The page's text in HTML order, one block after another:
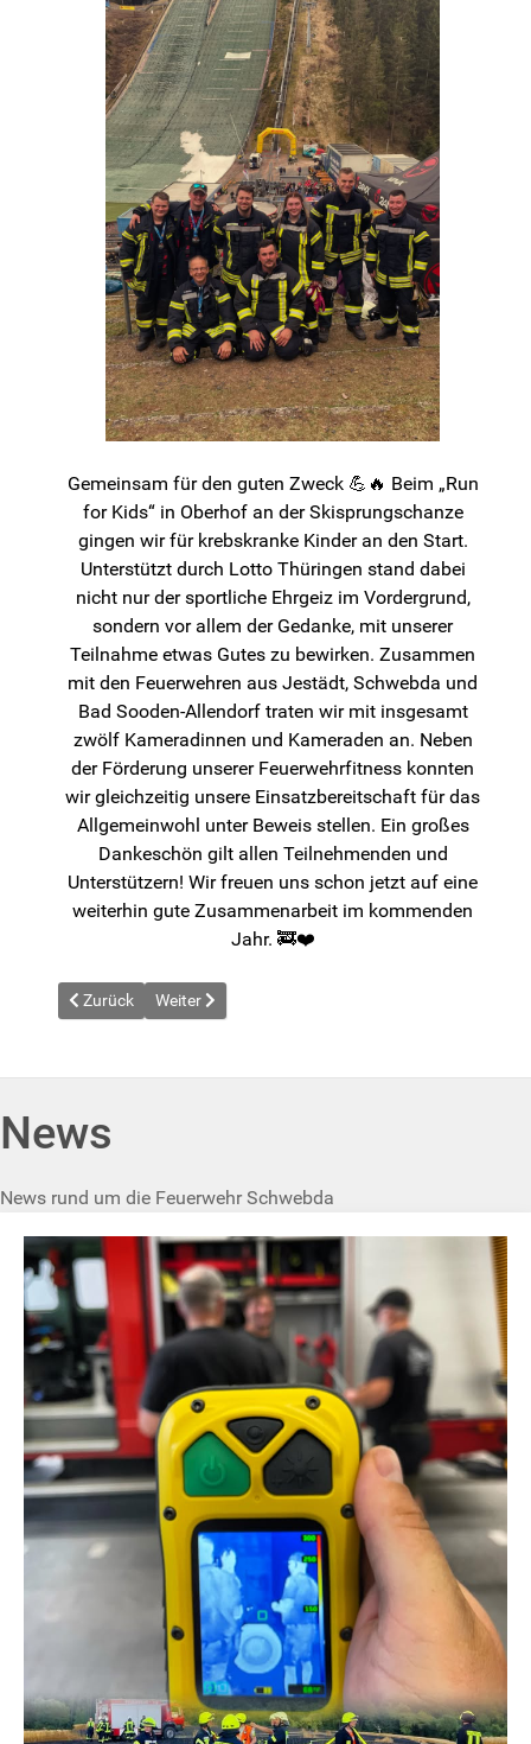
Gemeinsam für den guten Zweck 💪🔥 Beim „Run
for Kids“ in Oberhof an der Skisprungschanze
gingen wir für krebskranke Kinder an den Start.
Unterstützt durch Lotto Thüringen stand dabei
nicht nur der sportliche Ehrgeiz im Vordergrund,
sondern vor allem der Gedanke, mit unserer
Teilnahme etwas Gutes zu bewirken. Zusammen
mit den Feuerwehren aus Jestädt, Schwebda und
Bad Sooden-Allendorf traten wir mit insgesamt
zwölf Kameradinnen und Kameraden an. Neben
der Förderung unserer Feuerwehrfitness konnten
wir gleichzeitig unsere Einsatzbereitschaft für das
Allgemeinwohl unter Beweis stellen. Ein großes
Dankeschön gilt allen Teilnehmenden und
Unterstützern! Wir freuen uns schon jetzt auf eine
weiterhin gute Zusammenarbeit im kommenden
Jahr. 🚒❤️
Vorheriger Beitrag: News vom 2026-04-08
Zurück Nächster Beitrag: News vom 2026-04-18
Weiter
News
News rund um die Feuerwehr Schwebda